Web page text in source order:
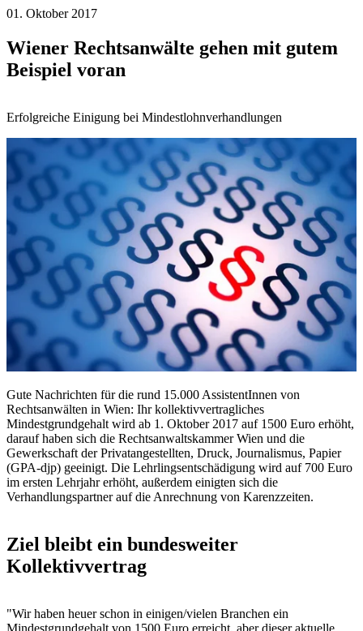
01. Oktober 2017
Wiener Rechtsanwälte gehen mit gutem
Beispiel voran
Erfolgreiche Einigung bei Mindestlohnverhandlungen
Gute Nachrichten für die rund 15.000 AssistentInnen von
Rechtsanwälten in Wien: Ihr kollektivvertragliches
Mindestgrundgehalt wird ab 1. Oktober 2017 auf 1500 Euro erhöht,
darauf haben sich die Rechtsanwaltskammer Wien und die
Gewerkschaft der Privatangestellten, Druck, Journalismus, Papier
(GPA-djp) geeinigt. Die Lehrlingsentschädigung wird auf 700 Euro
im ersten Lehrjahr erhöht, außerdem einigten sich die
Verhandlungspartner auf die Anrechnung von Karenzzeiten.
Ziel bleibt ein bundesweiter
Kollektivvertrag
"Wir haben heuer schon in einigen/vielen Branchen ein
Mindestgrundgehalt von 1500 Euro erreicht, aber dieser aktuelle